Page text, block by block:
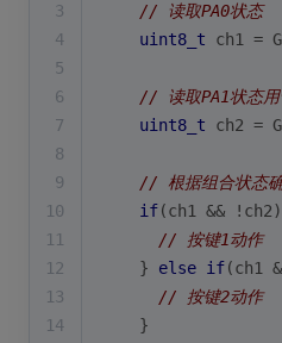
3
// 读取PA0状态
4
uint8_t ch1 =
5
6
// 读取PA1状态用
7
uint8_t ch2 =
8
9
// 根据组合状态
10
if(ch1 &&
11
// 按键1动作
12
    }
else if(ch1
13
// 按键2动作
14
    }